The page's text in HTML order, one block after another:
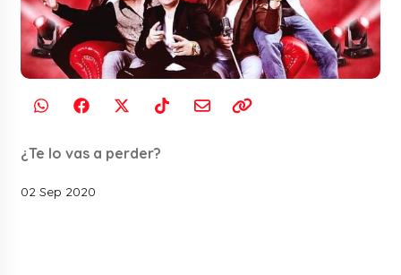
¿Te lo vas a perder?
02 Sep 2020